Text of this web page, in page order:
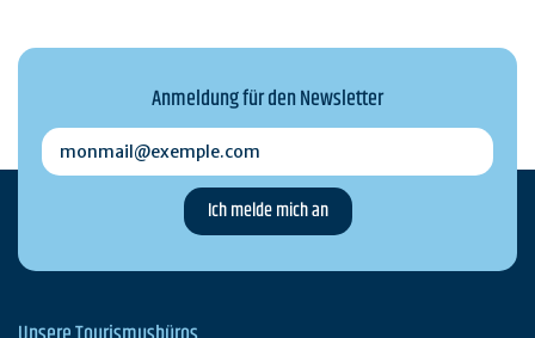
Anmeldung für den Newsletter
monmail@exemple.com